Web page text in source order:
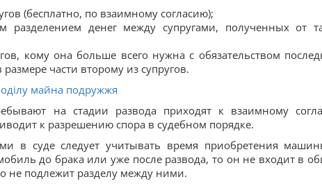
(бесплатно, по взаимному согласию);
разделением денег между супругами, полученных от
кому она больше всего нужна с обязательством
части второму из супругов.
майна подружжя
на стадии развода приходят к взаимному
к разрешению спора в судебном порядке.
в суде следует учитывать время приобретения
до брака или уже после развода, то он не входит в
не подлежит разделу между ними.